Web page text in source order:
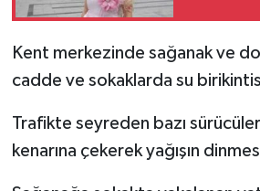
Kent merkezinde sağanak ve
cadde ve sokaklarda su
Trafikte seyreden bazı sürücüler,
kenarına çekerek yağışın